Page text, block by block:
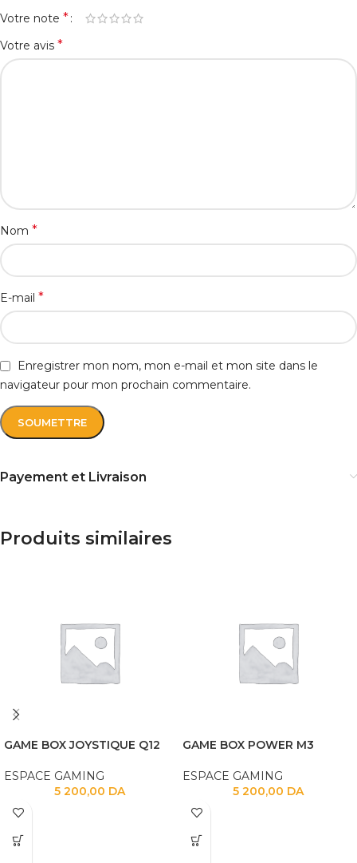
Votre note *
Votre avis *
Nom *
E-mail *
Enregistrer mon nom, mon e-mail et mon site dans le
navigateur pour mon prochain commentaire.
Payement et Livraison
Produits similaires
GAME BOX JOYSTIQUE Q12
ESPACE GAMING
5 200,00 DA
GAME BOX POWER M3
ESPACE GAMING
5 200,00 DA